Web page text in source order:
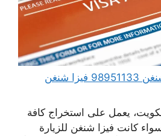
مكتب استخراج فيزا شنغن 98951133 فيزا شنغن
يعمل على استخراج كافة
كانت فيزا شنغن للزيارة